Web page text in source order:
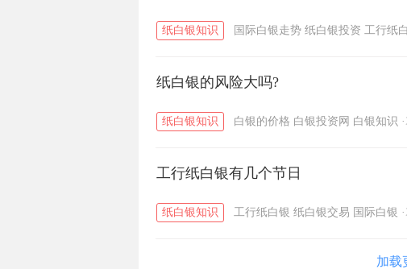
纸白银知识 国际白银走势 纸白银投资 工行纸
纸白银的风险大吗?
纸白银知识 白银的价格 白银投资网 白银知识 ·
工行纸白银有几个节日
纸白银知识 工行纸白银 纸白银交易 国际白银 ·
加载